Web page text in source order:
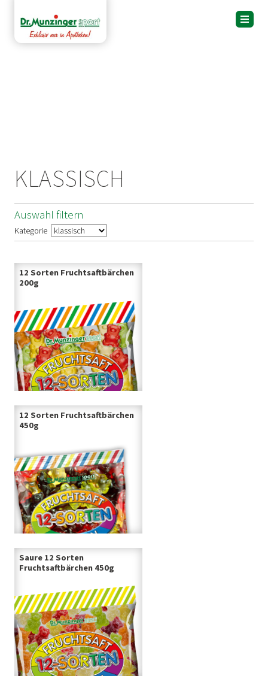
KLASSISCH
Auswahl filtern
Kategorie
12 Sorten Fruchtsaftbärchen
200g
12 Sorten Fruchtsaftbärchen
450g
Saure 12 Sorten
Fruchtsaftbärchen 450g